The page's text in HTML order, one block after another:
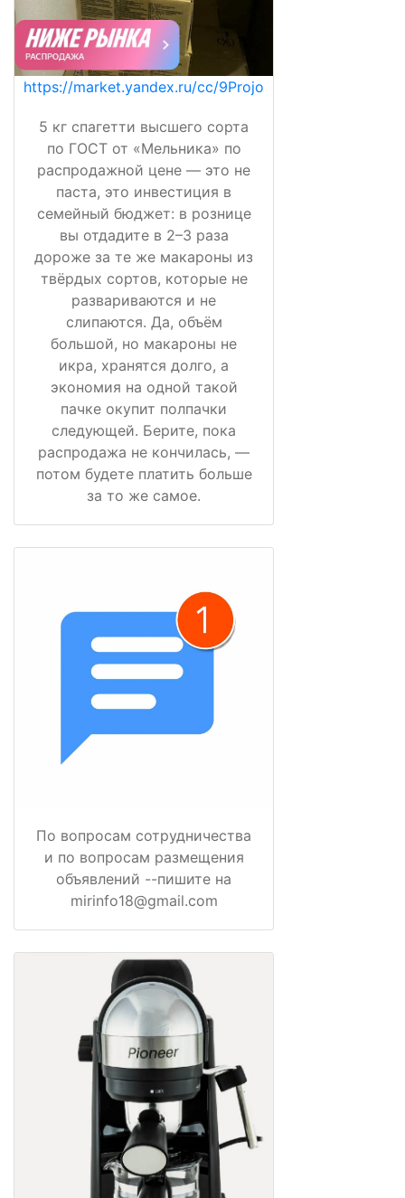
https://market.yandex.ru/cc/9Projo
5 кг спагетти высшего сорта
по ГОСТ от «Мельника» по
распродажной цене — это не
паста, это инвестиция в
семейный бюджет: в рознице
вы отдадите в 2–3 раза
дороже за те же макароны из
твёрдых сортов, которые не
развариваются и не
слипаются. Да, объём
большой, но макароны не
икра, хранятся долго, а
экономия на одной такой
пачке окупит полпачки
следующей. Берите, пока
распродажа не кончилась, —
потом будете платить больше
за то же самое.
По вопросам сотрудничества
и по вопросам размещения
объявлений --пишите на
mirinfo18@gmail.com